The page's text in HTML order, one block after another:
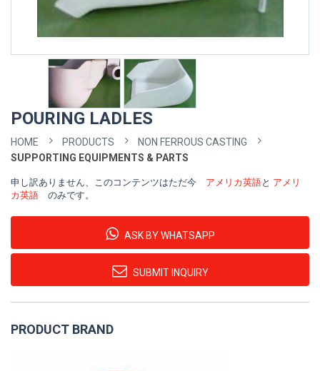
POURING LADLES
HOME PRODUCTS
NON FERROUS CASTING
SUPPORTING EQUIPMENTS & PARTS
申し訳ありません、このコンテンツはただ今 アメリカ英語と アメリ
カ英語 のみです。
ASK BY WHATSAPP
SUBMIT INQUIRY
PRODUCT BRAND